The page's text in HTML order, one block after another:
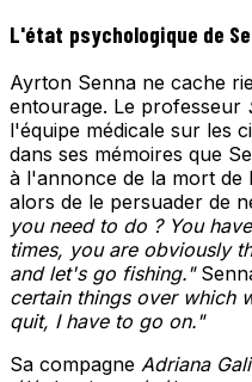
L'état psychologique de
Ayrton Senna ne cache
entourage. Le professeur
l'équipe médicale sur les
dans ses mémoires que
à l'annonce de la mort de
alors de le persuader de
you need to do ? You
times, you are obviously
and let's go fishing."
certain things over which
quit, I have to go on."
Sa compagne Adriana